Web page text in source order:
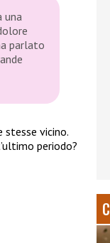
una
parlato
stesse vicino.
periodo?